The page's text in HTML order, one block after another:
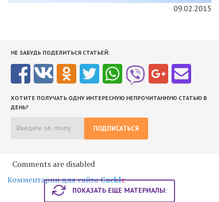
09.02.2015
НЕ ЗАБУДЬ ПОДЕЛИТЬСЯ СТАТЬЕЙ:
ХОТИТЕ ПОЛУЧАТЬ ОДНУ ИНТЕРЕСНУЮ НЕПРОЧИТАННУЮ СТАТЬЮ В
ДЕНЬ?
ПОДПИСАТЬСЯ
Comments are disabled
Комментарии для сайтаCackle
ПОКАЗАТЬ ЕЩЕ МАТЕРИАЛЫ: